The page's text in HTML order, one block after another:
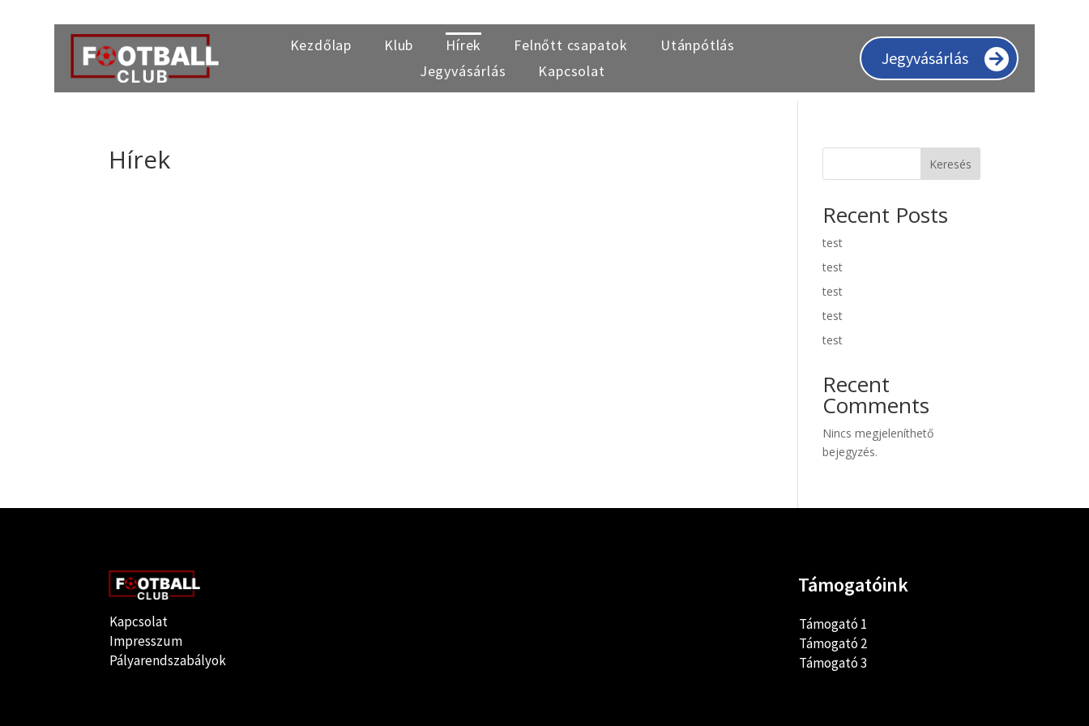
Kezdőlap Klub Hírek Felnőtt csapatok
Utánpótlás
Jegyvásárlás
Kapcsolat
Jegyvásárlás
Hírek Keresés
Recent Posts
test
test
test
test
test
Recent
Comments
Nincs megjeleníthető
bejegyzés.
Kapcsolat
Impresszum
Pályarendszabályok
Támogatóink
Támogató 1
Támogató 2
Támogató 3